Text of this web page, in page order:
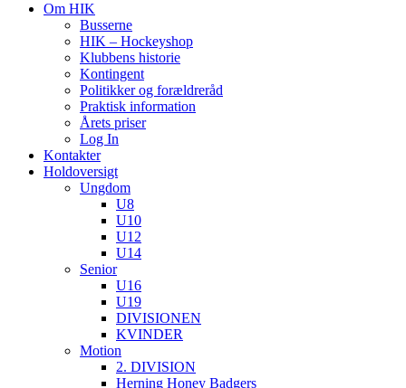
Om HIK
Busserne
HIK – Hockeyshop
Klubbens historie
Kontingent
Politikker og forældreråd
Praktisk information
Årets priser
Log In
Kontakter
Holdoversigt
Ungdom
U8
U10
U12
U14
Senior
U16
U19
DIVISIONEN
KVINDER
Motion
2. DIVISION
Herning Honey Badgers